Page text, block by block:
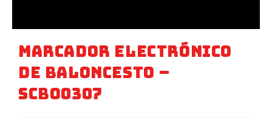
Marcador Electrónico
De Baloncesto –
SCBO0307